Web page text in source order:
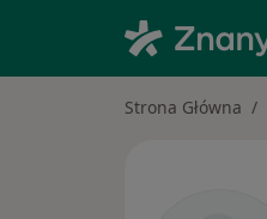
Strona Główna